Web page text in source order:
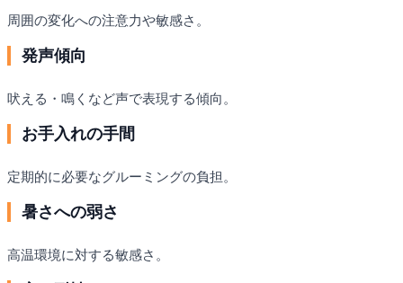
周囲の変化への注意力や敏感さ。
発声傾向
吠える・鳴くなど声で表現する傾向。
お手入れの手間
定期的に必要なグルーミングの負担。
暑さへの弱さ
高温環境に対する敏感さ。